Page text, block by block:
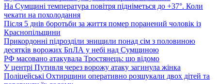
На Сумщині температура повітря підніметься до +37°. Коли
чекати на похолодання
Після 5 днів боротьби за життя помер поранений чоловік із
Краснопільщини
Прикордонні підрозділи знищили понад сім з половиною
десятків ворожих БпЛА у небі над Сумщиною
РФ масовано атакувала Тростянець: що відомо
У центрі Путивля через ворожу атаку загинула жінка
Поліцейські Охтирщини оперативно розшукали двох дітей та